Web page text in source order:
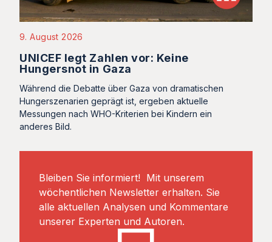
9. August 2026
UNICEF legt Zahlen vor: Keine
Hungersnot in Gaza
Während die Debatte über Gaza von dramatischen
Hungerszenarien geprägt ist, ergeben aktuelle
Messungen nach WHO-Kriterien bei Kindern ein
anderes Bild.
Bleiben Sie informiert! Mit unserem
wöchentlichen Newsletter erhalten. Sie
alle aktuellen Analysen und Kommentare
unserer Experten und Autoren.